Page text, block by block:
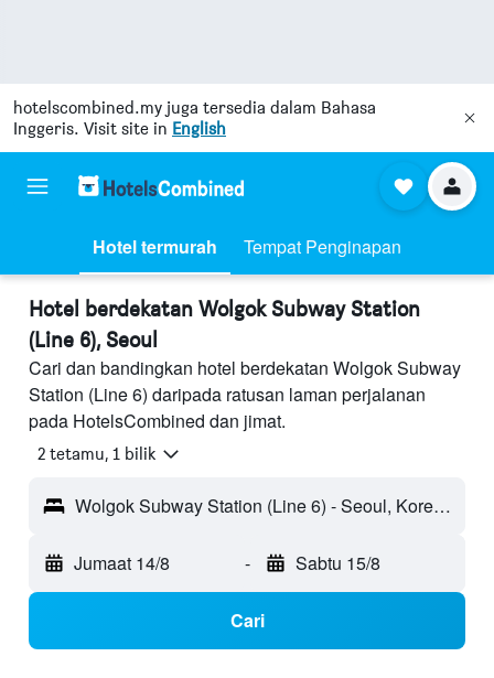
hotelscombined.my juga tersedia dalam Bahasa
Inggeris. Visit site in English
Hotel termurah Tempat Penginapan
Hotel berdekatan Wolgok Subway Station
(Line 6), Seoul
Cari dan bandingkan hotel berdekatan Wolgok Subway
Station (Line 6) daripada ratusan laman perjalanan
pada HotelsCombined dan jimat.
2 tetamu, 1 bilik
Wolgok Subway Station (Line 6) - Seoul, Korea Selatan
Jumaat 14/8 - Sabtu 15/8
Cari